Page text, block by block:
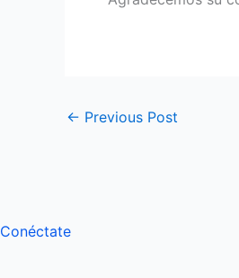
← Previous Post
Conéctate